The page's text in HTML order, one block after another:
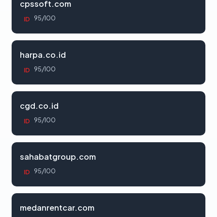
cpssoft.com
ID 95/100
harpa.co.id
ID 95/100
cgd.co.id
ID 95/100
sahabatgroup.com
ID 95/100
medanrentcar.com